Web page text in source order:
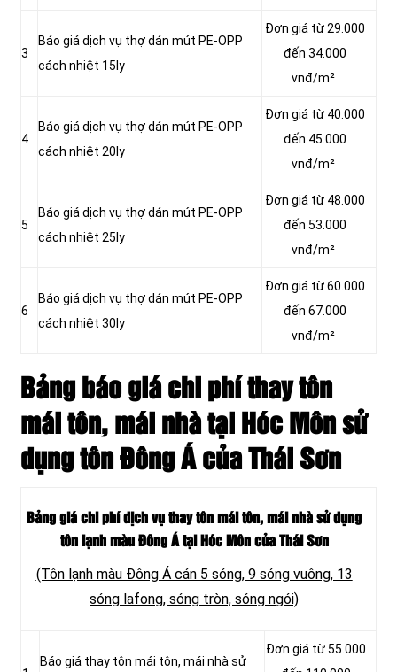
3
Báo giá dịch vụ thợ dán mút PE-OPP
cách nhiệt 15ly
Đơn giá từ 29.000
đến 34.000
vnđ/m²
4
Báo giá dịch vụ thợ dán mút PE-OPP
cách nhiệt 20ly
Đơn giá từ 40.000
đến 45.000
vnđ/m²
5
Báo giá dịch vụ thợ dán mút PE-OPP
cách nhiệt 25ly
Đơn giá từ 48.000
đến 53.000
vnđ/m²
6
Báo giá dịch vụ thợ dán mút PE-OPP
cách nhiệt 30ly
Đơn giá từ 60.000
đến 67.000
vnđ/m²
Bảng báo giá chi phí thay tôn
mái tôn, mái nhà tại Hóc Môn sử
dụng tôn Đông Á của Thái Sơn
Bảng giá chi phí dịch vụ thay tôn mái tôn, mái nhà sử dụng
tôn lạnh màu Đông Á tại Hóc Môn của Thái Sơn
(Tôn lạnh màu Đông Á cán 5 sóng, 9 sóng vuông, 13
sóng lafong, sóng tròn, sóng ngói)
Báo giá thay tôn mái tôn, mái nhà sử
Đơn giá từ 55.000